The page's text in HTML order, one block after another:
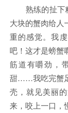
熟练的扯下粗
大块的蟹肉给人
重的感觉。我
吧！这才是螃蟹
筋道有嚼劲，
甜……我吃完蟹
壳，就见美丽
来，咬上一口，